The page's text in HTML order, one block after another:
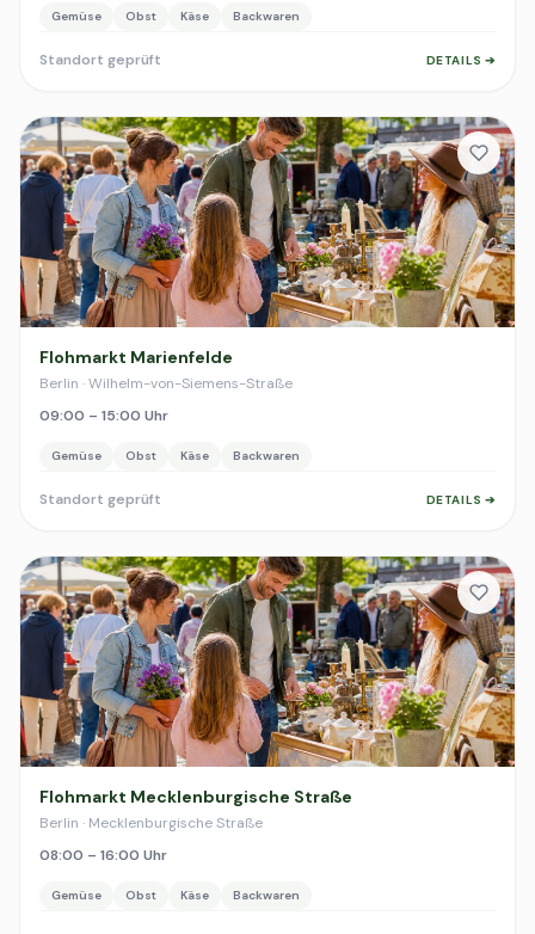
Gemüse Obst Käse Backwaren
Standort geprüft DETAILS ➔
Flohmarkt Marienfelde
Berlin · Wilhelm-von-Siemens-Straße
09:00 – 15:00 Uhr
Gemüse Obst Käse Backwaren
Standort geprüft DETAILS ➔
Flohmarkt Mecklenburgische Straße
Berlin · Mecklenburgische Straße
08:00 – 16:00 Uhr
Gemüse Obst Käse Backwaren